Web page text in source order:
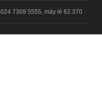
024 7309 5555, máy lẻ 62.370